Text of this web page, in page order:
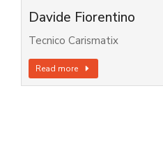
Davide Fiorentino
Tecnico Carismatix
Read more